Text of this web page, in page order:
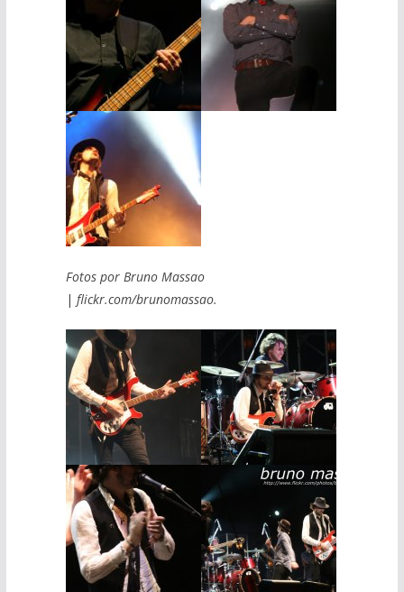
Fotos por Bruno Massao
| flickr.com/brunomassao.